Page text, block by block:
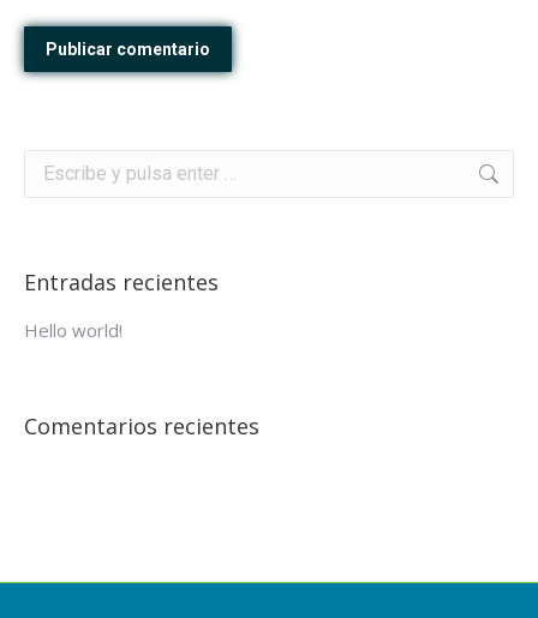
Publicar comentario
Buscar:
Entradas recientes
Hello world!
Comentarios recientes